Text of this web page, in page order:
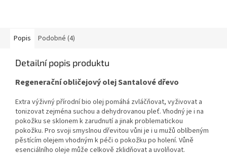
Popis Podobné (4)
Detailní popis produktu
Regenerační obličejový olej Santalové dřevo
Extra výživný přírodní bio olej pomáhá zvláčňovat, vyživovat a
tonizovat zejména suchou a dehydrovanou pleť. Vhodný je i na
pokožku se sklonem k zarudnutí a jinak problematickou
pokožku. Pro svoji smyslnou dřevitou vůni je i u mužů oblíbeným
pěstícím olejem vhodným k péči o pokožku po holení. Vůně
esenciálního oleje může celkově zklidňovat a uvolňovat.